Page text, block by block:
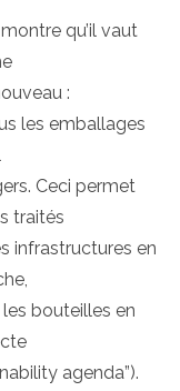
qu’il vaut
:
les emballages
Ceci permet
traités
infrastructures en
bouteilles en
agenda”).